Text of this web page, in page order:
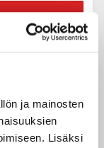
ja mainosten
Lisäksi